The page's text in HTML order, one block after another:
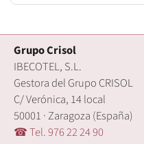
Grupo Crisol
IBECOTEL, S.L.
Gestora del Grupo CRISOL
C/ Verónica, 14 local
50001 · Zaragoza (España)
☎ Tel. 976 22 24 90